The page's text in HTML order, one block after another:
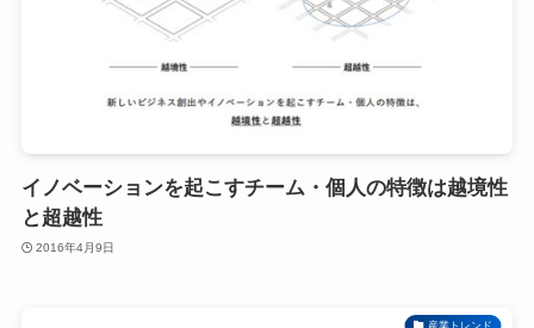
イノベーションを起こすチーム・個人の特徴は越境性
と超越性
2016年4月9日
産業トレンド